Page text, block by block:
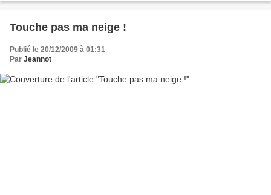
Touche pas ma neige !
Publié le 20/12/2009 à 01:31
Par Jeannot